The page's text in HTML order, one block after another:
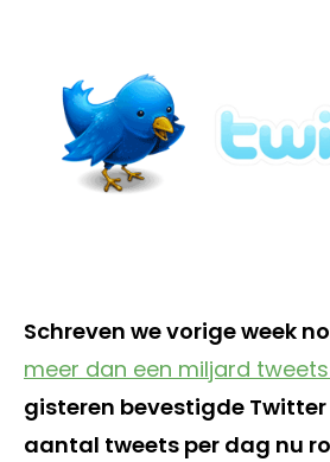
Schreven we vorige week
meer dan een miljard
gisteren bevestigde
aantal tweets per dag nu